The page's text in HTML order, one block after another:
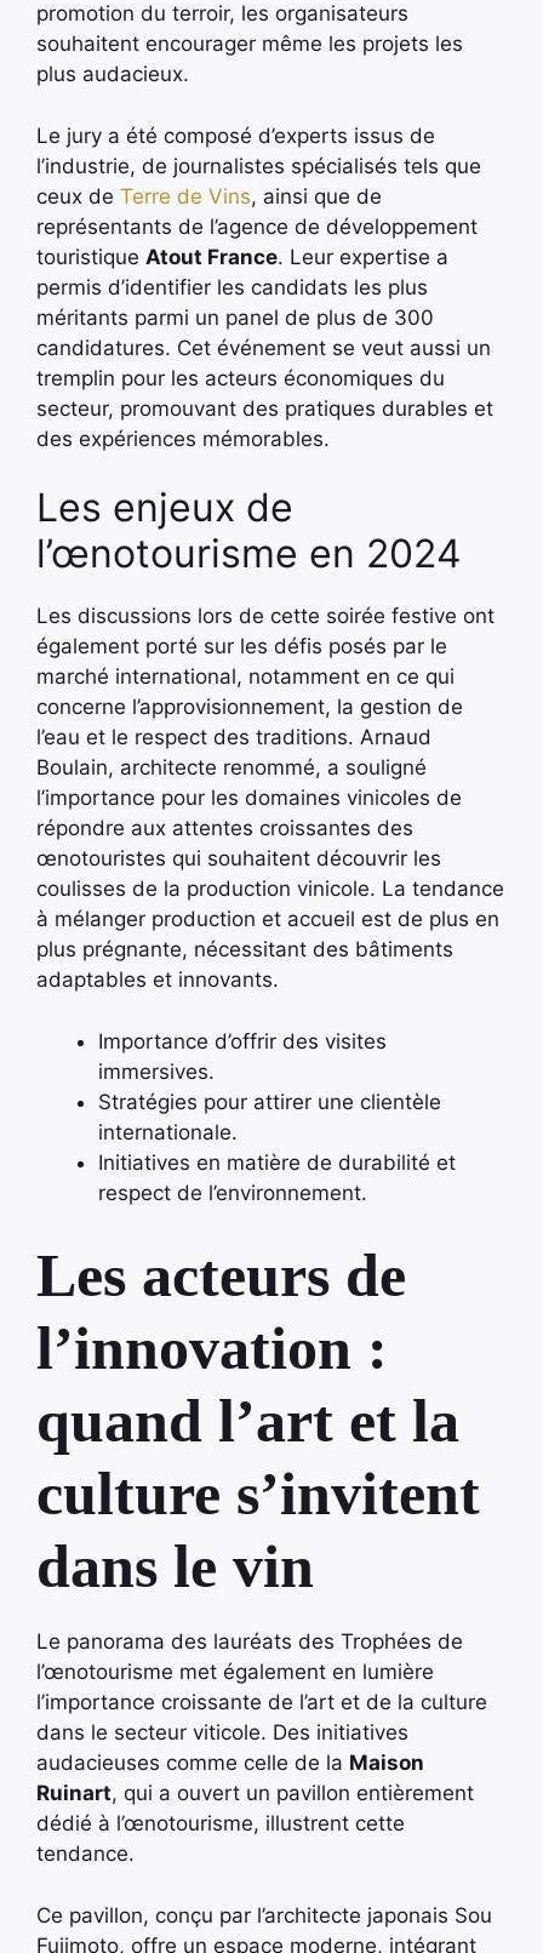
promotion du terroir, les organisateurs
souhaitent encourager même les projets les
plus audacieux.
Le jury a été composé d’experts issus de
l’industrie, de journalistes spécialisés tels que
ceux de Terre de Vins, ainsi que de
représentants de l’agence de développement
touristique Atout France. Leur expertise a
permis d’identifier les candidats les plus
méritants parmi un panel de plus de 300
candidatures. Cet événement se veut aussi un
tremplin pour les acteurs économiques du
secteur, promouvant des pratiques durables et
des expériences mémorables.
Les enjeux de
l’œnotourisme en 2024
Les discussions lors de cette soirée festive ont
également porté sur les défis posés par le
marché international, notamment en ce qui
concerne l’approvisionnement, la gestion de
l’eau et le respect des traditions. Arnaud
Boulain, architecte renommé, a souligné
l’importance pour les domaines vinicoles de
répondre aux attentes croissantes des
œnotouristes qui souhaitent découvrir les
coulisses de la production vinicole. La tendance
à mélanger production et accueil est de plus en
plus prégnante, nécessitant des bâtiments
adaptables et innovants.
Importance d’offrir des visites
immersives.
Stratégies pour attirer une clientèle
internationale.
Initiatives en matière de durabilité et
respect de l’environnement.
Les acteurs de
l’innovation :
quand l’art et la
culture s’invitent
dans le vin
Le panorama des lauréats des Trophées de
l’œnotourisme met également en lumière
l’importance croissante de l’art et de la culture
dans le secteur viticole. Des initiatives
audacieuses comme celle de la Maison
Ruinart, qui a ouvert un pavillon entièrement
dédié à l’œnotourisme, illustrent cette
tendance.
Ce pavillon, conçu par l’architecte japonais Sou
Fujimoto, offre un espace moderne, intégrant